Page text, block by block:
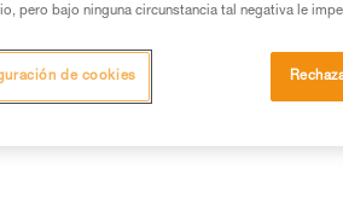
pero bajo ninguna circunstancia tal negativa le
de cookies